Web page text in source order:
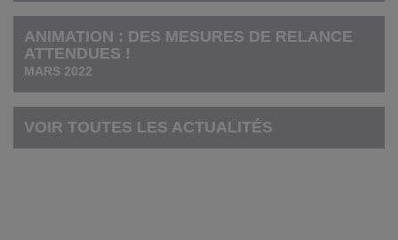
ANIMATION : DES MESURES DE RELANCE
ATTENDUES !
MARS 2022
VOIR TOUTES LES ACTUALITÉS